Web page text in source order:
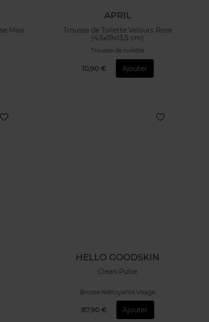
Maxi
APRIL
Trousse de Toilette Velours Rose
(4,5x19x13,5 cm)
Trousse de toilette
10,90 € Ajouter
HELLO GOODSKIN
Clean Pulse
Brosse Nettoyante Visage
87,90 € Ajouter